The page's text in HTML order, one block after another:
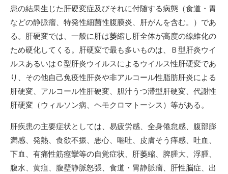
患の結果生じた肝硬変症及びそれに付随する病態（食道・胃
などの静脈瘤、特発性細菌性腹膜炎、肝がんを含む。）であ
る。肝硬変では、一般に肝は萎縮し肝全体が高度の線維化の
ため硬化してくる。肝硬変で最も多いものは、Ｂ型肝炎ウイ
ルスあるいはＣ型肝炎ウイルスによるウイルス性肝硬変であ
り、その他自己免疫性肝炎や非アルコール性脂肪肝炎による
肝硬変、アルコール性肝硬変、胆汁うつ滞型肝硬変、代謝性
肝硬変（ウィルソン病、ヘモクロマトーシス）等がある。
肝疾患の主要症状としては、易疲労感、全身倦怠感、腹部膨
満感、発熱、食欲不振、悪心、嘔吐、皮膚そう痒感、吐血、
下血、有痛性筋痙攣等の自覚症状、肝萎縮、脾腫大、浮腫、
腹水、黄疸、腹壁静脈怒張、食道・胃静脈瘤、肝性脳症、出